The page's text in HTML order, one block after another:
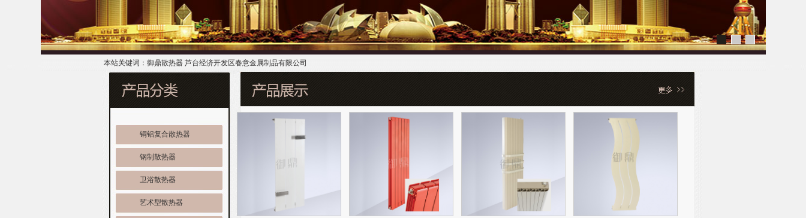
本站关键词：御鼎散热器 芦台经济开发区春意金属制品有限公司
铜铝复合散热器
钢制散热器
卫浴散热器
艺术型散热器